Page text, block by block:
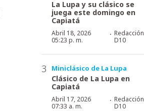
La Lupa y su clásico se
juega este domingo en
Capiatá
Abril 18, 2026
05:23 p. m.
·Redacción
D10
Miniclásico de La Lupa
Clásico de La Lupa en
Capiatá
Abril 17, 2026
07:33 a. m.
·Redacción
D10